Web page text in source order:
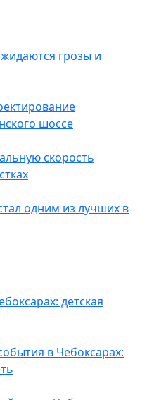
грозы и
шоссе
скорость
одним из лучших в
детская
в Чебоксарах: